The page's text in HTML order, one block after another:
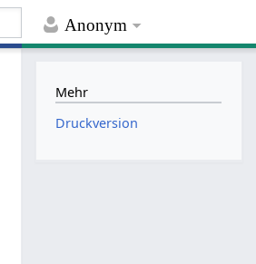
Anonym
Mehr
Druckversion